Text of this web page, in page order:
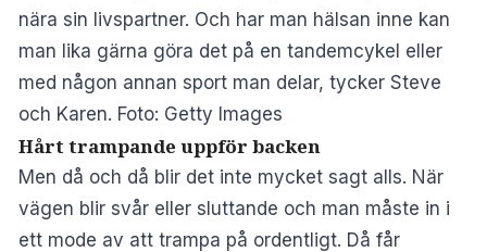
nära sin livspartner. Och har man hälsan inne kan
man lika gärna göra det på en tandemcykel eller
med någon annan sport man delar, tycker Steve
och Karen. Foto: Getty Images
Hårt trampande uppför backen
Men då och då blir det inte mycket sagt alls. När
vägen blir svår eller sluttande och man måste in i
ett mode av att trampa på ordentligt. Då får